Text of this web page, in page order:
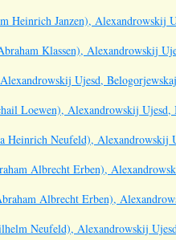
Heinrich Janzen), Alexandrowskij
Klassen), Alexandrowskij
Ujesd,
Loewen), Alexandrowskij Ujesd,
Heinrich Neufeld), Alexandrowskij
Albrecht Erben),
Albrecht Erben),
Neufeld), Alexandrowskij